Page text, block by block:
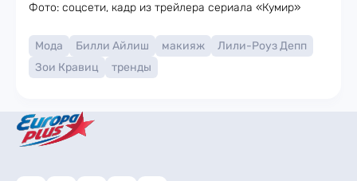
Фото: соцсети, кадр из трейлера сериала «Кумир»
Мода Билли Айлиш макияж
Лили-Роуз Депп
Зои Кравиц
тренды